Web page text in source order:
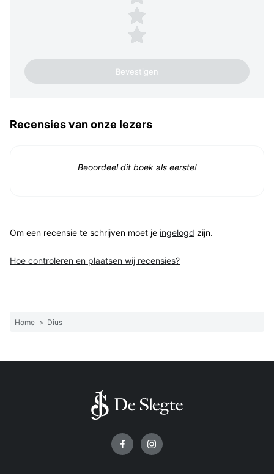
2 sterren
1 ster
Recensies van onze lezers
Beoordeel dit boek als eerste!
Om een recensie te schrijven moet je ingelogd zijn.
Hoe controleren en plaatsen wij recensies?
Home > Dius